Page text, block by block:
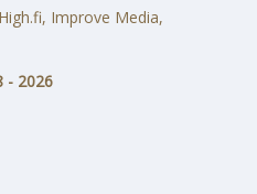
Improve Media,
- 2026